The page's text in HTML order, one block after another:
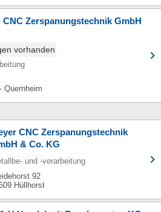
Zerspanungstechnik GmbH
vorhanden
Quernheim
CNC Zerspanungstechnik
& Co. KG
und -verarbeitung
92
Hüllhorst